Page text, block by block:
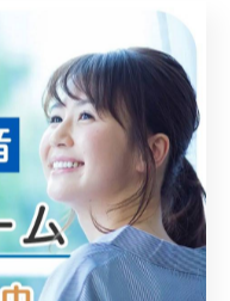
し、補助金利用の可
めましょう。
る理由と効果
る理由は、生活環境の
。高砂市でも、近隣
るケースが増え、防
ます。窓は音の出入